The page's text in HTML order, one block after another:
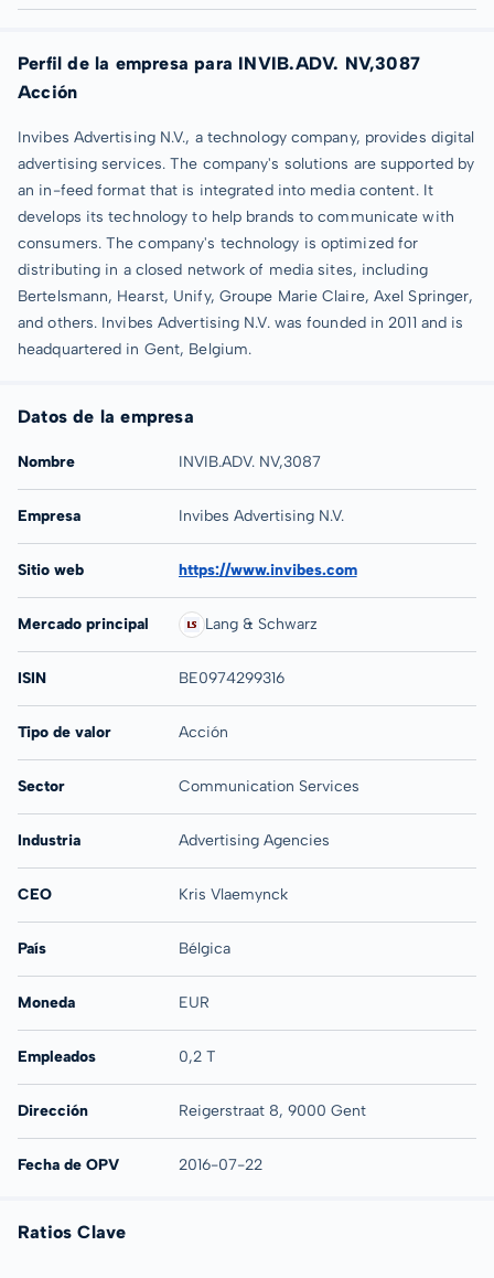
Perfil de la empresa para INVIB.ADV. NV,3087
Acción
Invibes Advertising N.V., a technology company, provides digital
advertising services. The company's solutions are supported by
an in-feed format that is integrated into media content. It
develops its technology to help brands to communicate with
consumers. The company's technology is optimized for
distributing in a closed network of media sites, including
Bertelsmann, Hearst, Unify, Groupe Marie Claire, Axel Springer,
and others. Invibes Advertising N.V. was founded in 2011 and is
headquartered in Gent, Belgium.
Datos de la empresa
Nombre INVIB.ADV. NV,3087
Empresa Invibes Advertising N.V.
Sitio web https://www.invibes.com
Mercado principal Lang & Schwarz
ISIN BE0974299316
Tipo de valor Acción
Sector Communication Services
Industria Advertising Agencies
CEO Kris Vlaemynck
País Bélgica
Moneda EUR
Empleados 0,2 T
Dirección Reigerstraat 8, 9000 Gent
Fecha de OPV 2016-07-22
Ratios Clave